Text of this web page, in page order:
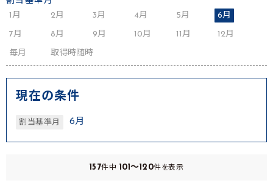
1月
2月 3月 4月 5月 6月
7月 8月 9月 10月 11月 12月
毎月 取得時随時
現在の条件
割当基準月 6月
157件中 101～120件を表示